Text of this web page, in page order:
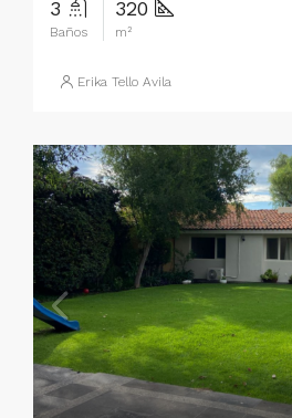
3
Baños
320
m²
Erika Tello Avila